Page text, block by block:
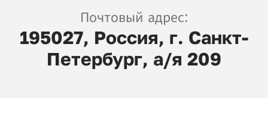
Почтовый адрес:
195027, Россия, г. Санкт-
Петербург, а/я 209